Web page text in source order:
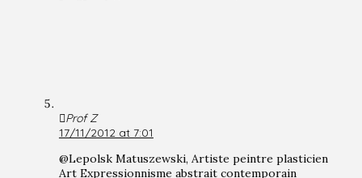
Prof Z
17/11/2012 at 7:01
@Lepolsk Matuszewski, Artiste peintre plasticien
Art Expressionnisme abstrait contemporain